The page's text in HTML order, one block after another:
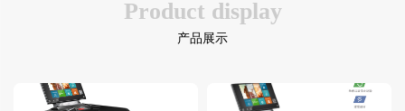
Product display
产品展示